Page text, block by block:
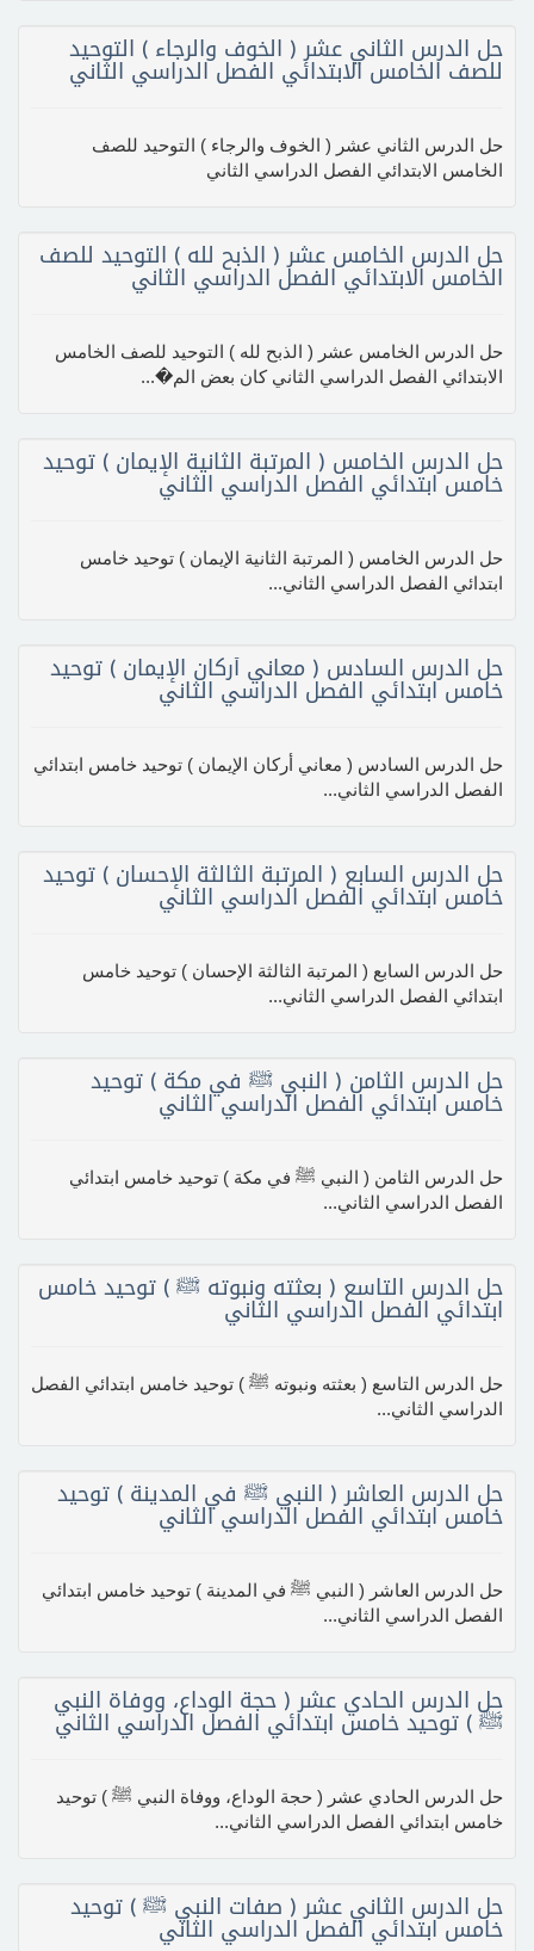
حل الدرس الثاني عشر ( الخوف والرجاء ) التوحيد
للصف الخامس الابتدائي الفصل الدراسي الثاني
حل الدرس الثاني عشر ( الخوف والرجاء ) التوحيد للصف
الخامس الابتدائي الفصل الدراسي الثاني
حل الدرس الخامس عشر ( الذبح لله ) التوحيد للصف
الخامس الابتدائي الفصل الدراسي الثاني
حل الدرس الخامس عشر ( الذبح لله ) التوحيد للصف الخامس
الابتدائي الفصل الدراسي الثاني كان بعض الم�...
حل الدرس الخامس ( المرتبة الثانية الإيمان ) توحيد
خامس ابتدائي الفصل الدراسي الثاني
حل الدرس الخامس ( المرتبة الثانية الإيمان ) توحيد خامس
ابتدائي الفصل الدراسي الثاني...
حل الدرس السادس ( معاني أركان الإيمان ) توحيد
خامس ابتدائي الفصل الدراسي الثاني
حل الدرس السادس ( معاني أركان الإيمان ) توحيد خامس ابتدائي
الفصل الدراسي الثاني...
حل الدرس السابع ( المرتبة الثالثة الإحسان ) توحيد
خامس ابتدائي الفصل الدراسي الثاني
حل الدرس السابع ( المرتبة الثالثة الإحسان ) توحيد خامس
ابتدائي الفصل الدراسي الثاني...
حل الدرس الثامن ( النبي ﷺ في مكة ) توحيد
خامس ابتدائي الفصل الدراسي الثاني
حل الدرس الثامن ( النبي ﷺ في مكة ) توحيد خامس ابتدائي
الفصل الدراسي الثاني...
حل الدرس التاسع ( بعثته ونبوته ﷺ ) توحيد خامس
ابتدائي الفصل الدراسي الثاني
حل الدرس التاسع ( بعثته ونبوته ﷺ ) توحيد خامس ابتدائي الفصل
الدراسي الثاني...
حل الدرس العاشر ( النبي ﷺ في المدينة ) توحيد
خامس ابتدائي الفصل الدراسي الثاني
حل الدرس العاشر ( النبي ﷺ في المدينة ) توحيد خامس ابتدائي
الفصل الدراسي الثاني...
حل الدرس الحادي عشر ( حجة الوداع، ووفاة النبي
ﷺ ) توحيد خامس ابتدائي الفصل الدراسي الثاني
حل الدرس الحادي عشر ( حجة الوداع، ووفاة النبي ﷺ ) توحيد
خامس ابتدائي الفصل الدراسي الثاني...
حل الدرس الثاني عشر ( صفات النبي ﷺ ) توحيد
خامس ابتدائي الفصل الدراسي الثاني